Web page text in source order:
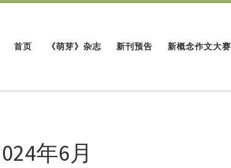
首页 《萌芽》杂志 新刊预告 新概念作文大赛
年6月